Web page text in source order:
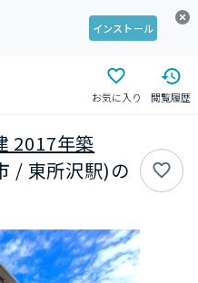
インストール
お気に入り 閲覧履歴
2017年築
/ 東所沢駅)の